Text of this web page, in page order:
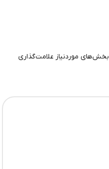
بخش‌های موردنیاز علامت‌گذاری